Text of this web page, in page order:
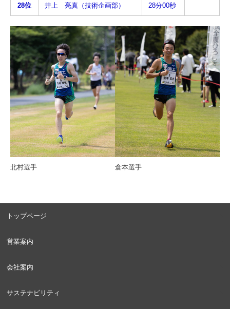
28位 井上 亮真（技術企画部） 28分00秒
北村選手 倉本選手
トップページ
営業案内
会社案内
サステナビリティ